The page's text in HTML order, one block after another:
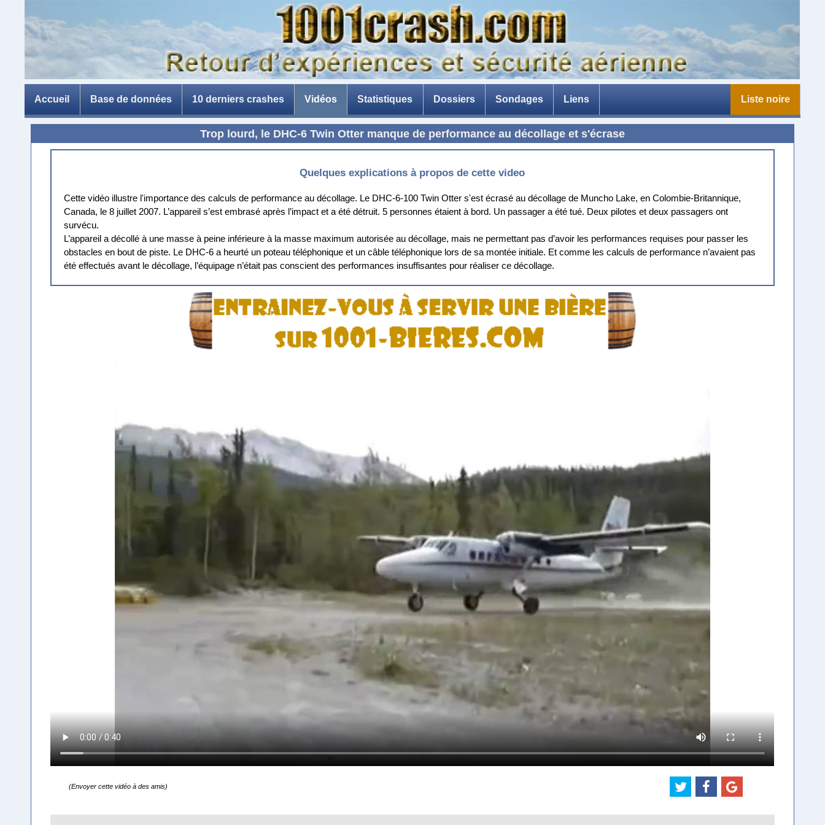
Accueil Base de données 10 derniers crashes Vidéos Statistiques Dossiers
La catastrophe de Ténérife
La peur de l'avion
Avion en composite
La menace des drones
Les briseurs de barrages
Sondages Liens Liste noire
Trop lourd, le DHC-6 Twin Otter manque de performance au décollage et s'écrase
Quelques explications à propos de cette video
Cette vidéo illustre l'importance des calculs de performance au décollage. Le DHC-6-100 Twin Otter s'est écrasé au décollage de Muncho Lake, en Colombie-Britannique,
Canada, le 8 juillet 2007. L’appareil s’est embrasé après l’impact et a été détruit. 5 personnes étaient à bord. Un passager a été tué. Deux pilotes et deux passagers ont
survécu.
L’appareil a décollé à une masse à peine inférieure à la masse maximum autorisée au décollage, mais ne permettant pas d’avoir les performances requises pour passer les
obstacles en bout de piste. Le DHC-6 a heurté un poteau téléphonique et un câble téléphonique lors de sa montée initiale. Et comme les calculs de performance n’avaient pas
été effectués avant le décollage, l’équipage n’était pas conscient des performances insuffisantes pour réaliser ce décollage.
(Envoyer cette vidéo à des amis)